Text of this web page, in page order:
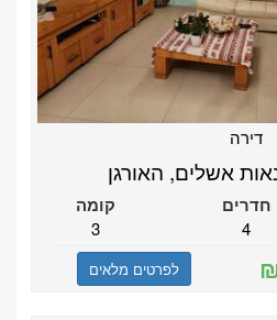
דירה
אשלים, האורגן
חדרים
4
קומה
3
לפרטים מלאים